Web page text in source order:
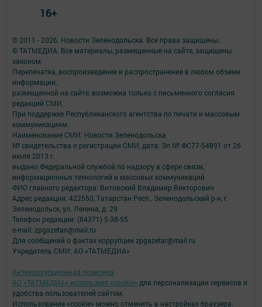
© 2011 - 2026. Новости Зеленодольска. Все права защищены.
© ТАТМЕДИА. Все материалы, размещенные на сайте, защищены
законом.
Перепечатка, воспроизведение и распространение в любом объеме
информации,
размещенной на сайте, возможна только с письменного согласия
редакций СМИ.
При поддержке Республиканского агентства по печати и массовым
коммуникациям.
Наименование СМИ: Новости Зеленодольска
№ свидетельства о регистрации СМИ, дата: Эл № ФС77-54891 от 26
июля 2013 г.
выдано Федеральной службой по надзору в сфере связи,
информационных технологий и массовых коммуникаций
ФИО главного редактора: Витовский Владимир Викторович
Адрес редакции: 422550, Татарстан Респ., Зеленодольский р-н, г.
Зеленодольск, ул. Ленина, д. 29
Телефон редакции: (84371) 5-38-55
e-mail: zpgazetan@mail.ru
Для сообщений о фактах коррупции zpgazetar@mail.ru
Учредитель СМИ: АО «ТАТМЕДИА»
Антикоррупционная политика
АО «ТАТМЕДИА» использует «cookie» для персонализации сервисов и
удобства пользователей сайтом.
Использование «cookie» можно отменить в настройках браузера.
16+